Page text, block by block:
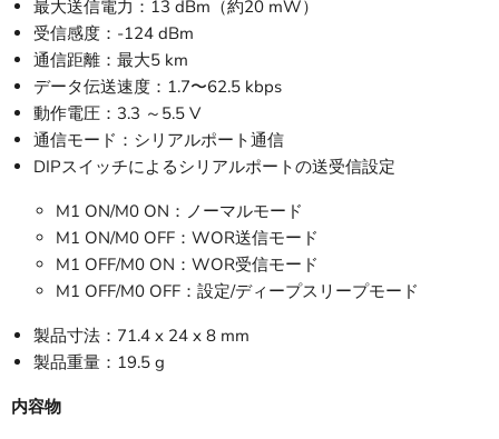
最大送信電力：13 dBm（約20 mW）
受信感度：-124 dBm
通信距離：最大5 km
データ伝送速度：1.7〜62.5 kbps
動作電圧：3.3 ～5.5 V
通信モード：シリアルポート通信
DIPスイッチによるシリアルポートの送受信設定
M1 ON/M0 ON：ノーマルモード
M1 ON/M0 OFF：WOR送信モード
M1 OFF/M0 ON：WOR受信モード
M1 OFF/M0 OFF：設定/ディープスリープモード
製品寸法：71.4 x 24 x 8 mm
製品重量：19.5 g
内容物